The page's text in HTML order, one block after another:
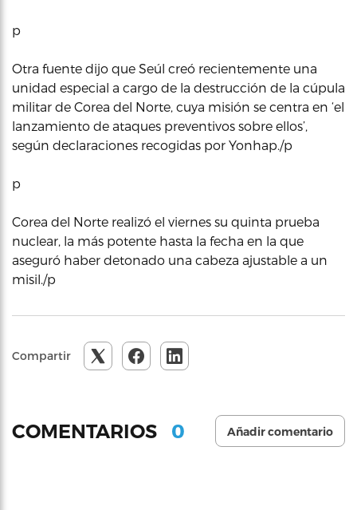
p
Otra fuente dijo que Seúl creó recientemente una
unidad especial a cargo de la destrucción de la cúpula
militar de Corea del Norte, cuya misión se centra en ‘el
lanzamiento de ataques preventivos sobre ellos’,
según declaraciones recogidas por Yonhap./p
p
Corea del Norte realizó el viernes su quinta prueba
nuclear, la más potente hasta la fecha en la que
aseguró haber detonado una cabeza ajustable a un
misil./p
Compartir
COMENTARIOS 0 Añadir comentario